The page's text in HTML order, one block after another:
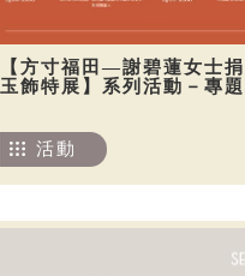
【方寸福田—謝碧蓮女士
玉飾特展】系列活動－專
活動